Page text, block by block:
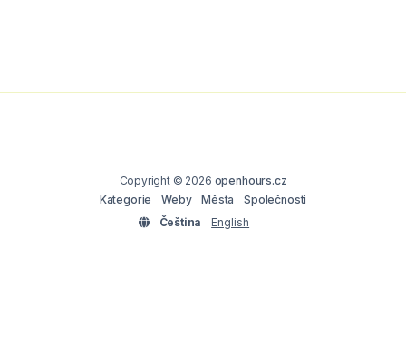
Copyright © 2026 openhours.cz
Kategorie
Weby Města
Společnosti
Čeština
English